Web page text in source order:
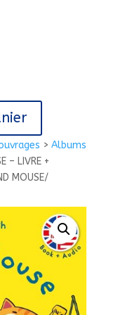
> Albums
– LIVRE +
MOUSE/